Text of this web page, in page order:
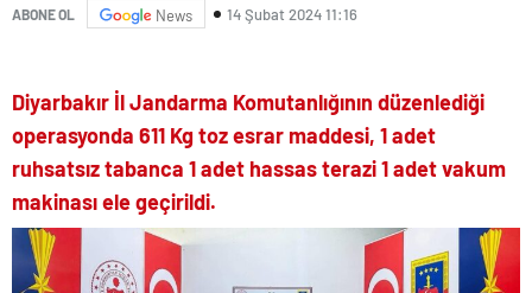
ABONE OL News 14 Şubat 2024 11:16
Diyarbakır İl Jandarma Komutanlığının düzenlediği
operasyonda 611 Kg toz esrar maddesi, 1 adet
ruhsatsız tabanca 1 adet hassas terazi 1 adet vakum
makinası ele geçirildi.